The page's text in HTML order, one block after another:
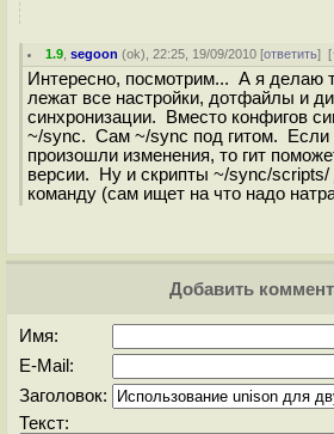
1.9 ,segoon (ok), 22:25, 19/09/2010 [ответить][
Интересно, посмотрим... А я делаю
лежат все настройки, дотфайлы и
синхронизации. Вместо конфигов
~/sync. Сам ~/sync под гитом. Если
произошли изменения, то гит
версии. Ну и скрипты ~/sync/scripts/
команду (сам ищет на что надо
Добавить
Имя:
E-Mail:
Заголовок:
Текст: